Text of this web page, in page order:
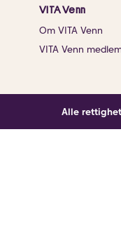
VITA Venn
Om VITA Venn
VITA Venn
Alle